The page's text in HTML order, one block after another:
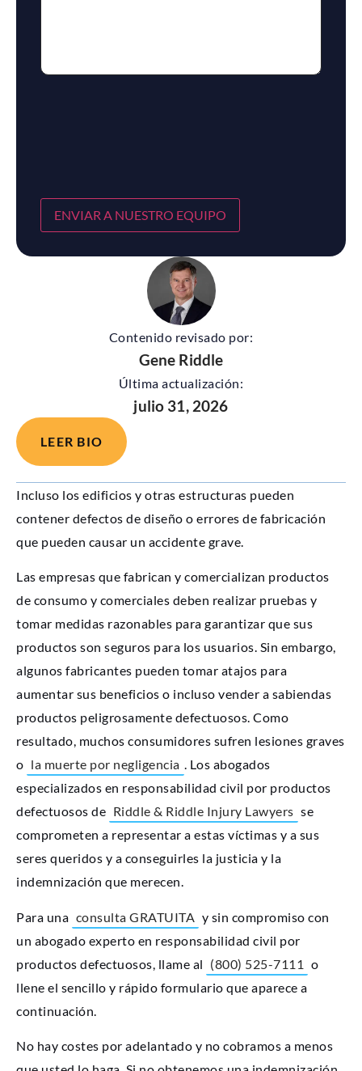
Contenido revisado por:
Gene Riddle
Última actualización:
julio 31, 2026
LEER BIO
Incluso los edificios y otras estructuras pueden
contener defectos de diseño o errores de fabricación
que pueden causar un accidente grave.
Las empresas que fabrican y comercializan productos
de consumo y comerciales deben realizar pruebas y
tomar medidas razonables para garantizar que sus
productos son seguros para los usuarios. Sin embargo,
algunos fabricantes pueden tomar atajos para
aumentar sus beneficios o incluso vender a sabiendas
productos peligrosamente defectuosos. Como
resultado, muchos consumidores sufren lesiones graves
o la muerte por negligencia . Los abogados
especializados en responsabilidad civil por productos
defectuosos de Riddle & Riddle Injury Lawyers se
comprometen a representar a estas víctimas y a sus
seres queridos y a conseguirles la justicia y la
indemnización que merecen.
Para una consulta GRATUITA y sin compromiso con
un abogado experto en responsabilidad civil por
productos defectuosos, llame al (800) 525-7111 o
llene el sencillo y rápido formulario que aparece a
continuación.
No hay costes por adelantado y no cobramos a menos
ENVIAR A NUESTRO EQUIPO